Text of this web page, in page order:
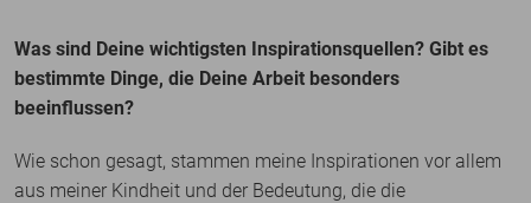
Was sind Deine wichtigsten Inspirationsquellen? Gibt es
bestimmte Dinge, die Deine Arbeit besonders
beeinflussen?
Wie schon gesagt, stammen meine Inspirationen vor allem
aus meiner Kindheit und der Bedeutung, die die